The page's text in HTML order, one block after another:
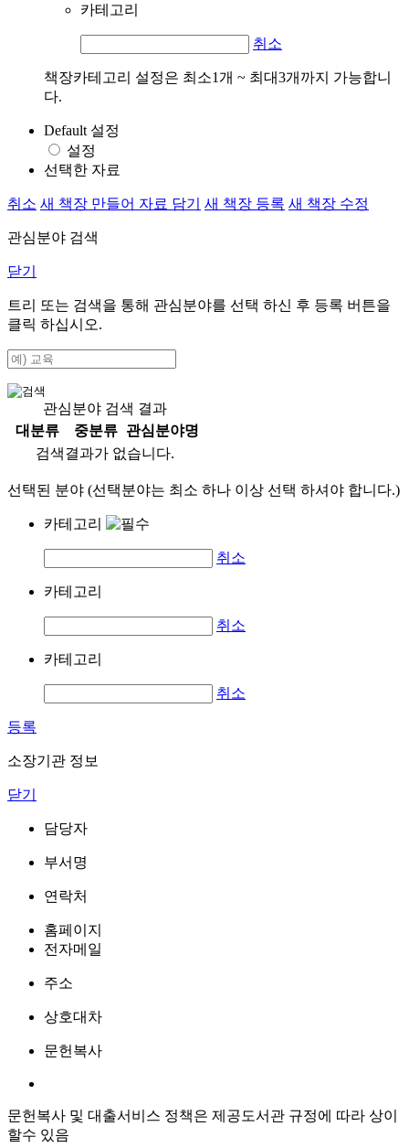
카테고리
취소
책장카테고리 설정은 최소1개 ~ 최대3개까지 가능합니
다.
Default 설정
설정
선택한 자료
취소 새 책장 만들어 자료 담기 새 책장 등록 새 책장 수정
관심분야 검색
닫기
트리 또는 검색을 통해 관심분야를 선택 하신 후 등록 버튼을
클릭 하십시오.
관심분야 검색 결과
대분류
중분류
관심분야명
검색결과가 없습니다.
선택된 분야 (선택분야는 최소 하나 이상 선택 하셔야 합니다.)
카테고리
취소
카테고리
취소
카테고리
취소
등록
소장기관 정보
닫기
담당자
부서명
연락처
홈페이지
전자메일
주소
상호대차
문헌복사
문헌복사 및 대출서비스 정책은 제공도서관 규정에 따라 상이
할수 있음